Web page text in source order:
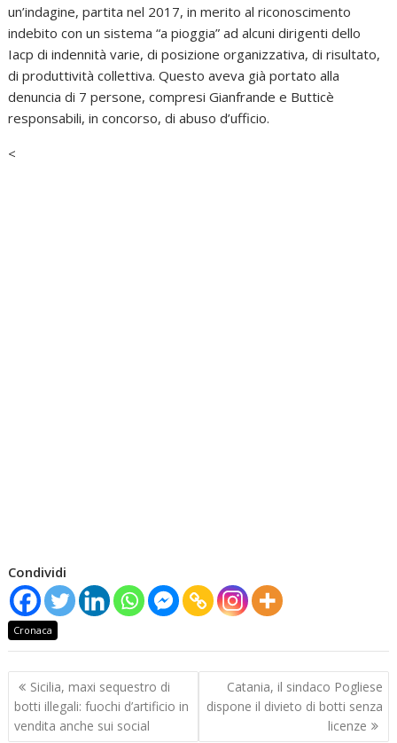
un’indagine, partita nel 2017, in merito al riconoscimento
indebito con un sistema “a pioggia” ad alcuni dirigenti dello
Iacp di indennità varie, di posizione organizzativa, di risultato,
di produttività collettiva. Questo aveva già portato alla
denuncia di 7 persone, compresi Gianfrande e Butticè
responsabili, in concorso, di abuso d’ufficio.
<
Condividi
Cronaca
Navigazione
articoli
Sicilia, maxi sequestro di
botti illegali: fuochi d’artificio in
vendita anche sui social
Catania, il sindaco Pogliese
dispone il divieto di botti senza
licenze